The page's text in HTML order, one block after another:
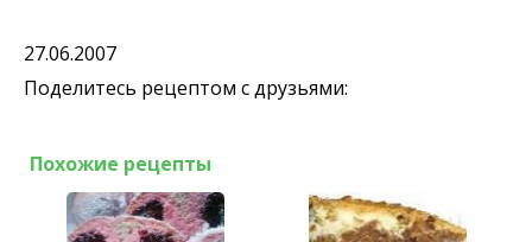
27.06.2007
Поделитесь рецептом с друзьями:
Похожие рецепты